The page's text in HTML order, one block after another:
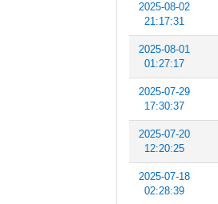
2025-08-02
21:17:31
2025-08-01
01:27:17
2025-07-29
17:30:37
2025-07-20
12:20:25
2025-07-18
02:28:39